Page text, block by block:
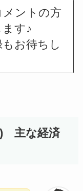
ントの方
す♪
お待ちし
) 主な経済